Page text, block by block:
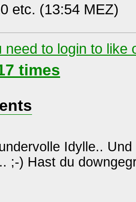
etc. (13:54 MEZ)
need to login to like
times
Idylle..
;-) Hast du